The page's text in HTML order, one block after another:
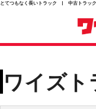
とてつもなく長いトラック | 中古トラッ
ワイズ